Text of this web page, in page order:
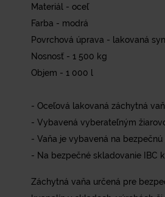
Materiál - oceľ
Farba - modrá
Povrchová úprava - lakovaná
Nosnosť - 1 500 kg
Objem - 1 000 l
- Oceľová lakovaná záchytná
- Vybavená vyberateľným
- Vaňa je vybavená na
- Na bezpečné skladovanie IBC
Záchytná vaňa určená pre